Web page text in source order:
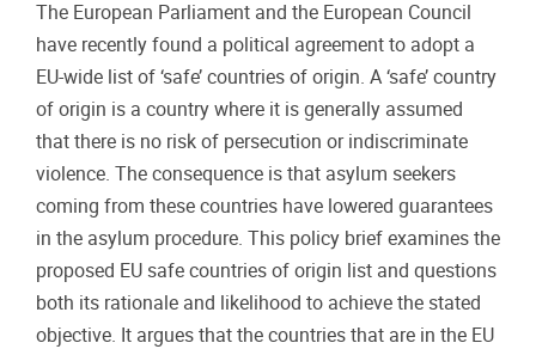
The European Parliament and the European Council
have recently found a political agreement to adopt a
EU-wide list of ‘safe’ countries of origin. A ‘safe’ country
of origin is a country where it is generally assumed
that there is no risk of persecution or indiscriminate
violence. The consequence is that asylum seekers
coming from these countries have lowered guarantees
in the asylum procedure. This policy brief examines the
proposed EU safe countries of origin list and questions
both its rationale and likelihood to achieve the stated
objective. It argues that the countries that are in the EU